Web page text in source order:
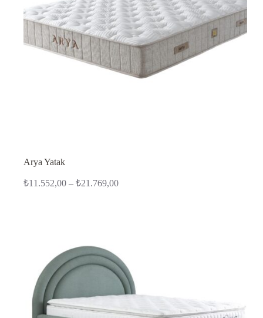
Arya Yatak
₺11.552,00 – ₺21.769,00Fiyat